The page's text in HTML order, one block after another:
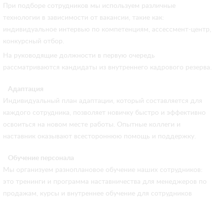
При подборе сотрудников мы используем различные
технологии в зависимости от вакансии, такие как:
индивидуальное интервью по компетенциям, ассессмент-центр,
конкурсный отбор.
На руководящие должности в первую очередь
рассматриваются кандидаты из внутреннего кадрового резерва.
Адаптация
Индивидуальный план адаптации, который составляется для
каждого сотрудника, позволяет новичку быстро и эффективно
освоиться на новом месте работы. Опытные коллеги и
наставник оказывают всестороннюю помощь и поддержку.
Обучение персонала
Мы организуем разноплановое обучение наших сотрудников:
это тренинги и программа наставничества для менеджеров по
продажам, курсы и внутреннее обучение для сотрудников